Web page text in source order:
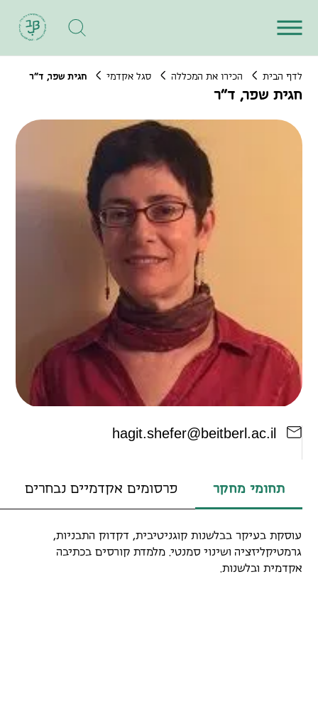
לדף הבית הכירו את המכללה סגל אקדמי חגית שפר, ד"ר
חגית שפר, ד"ר
hagit.shefer@beitberl .ac.il
תחומי מחקר פרסומים אקדמיים נבחרים
עוסקת בעיקר בבלשנות קוגניטיבית, דקדוק התבניות,
גרמטיקליזציה ושינוי סמנטי. מלמדת קורסים בכתיבה
אקדמית ובלשנות.